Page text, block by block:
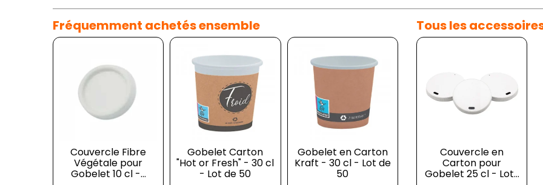
Fréquemment achetés ensemble
Couvercle Fibre
Végétale pour
Gobelet 10 cl -...
Gobelet Carton
"Hot or Fresh" - 30 cl
- Lot de 50
Gobelet en Carton
Kraft - 30 cl - Lot de
50
Verseuse Isotherme
à Bouchon en
Polypropylène...
Tous les
Couvercle en
Carton pour
Gobelet 25 cl - Lot...